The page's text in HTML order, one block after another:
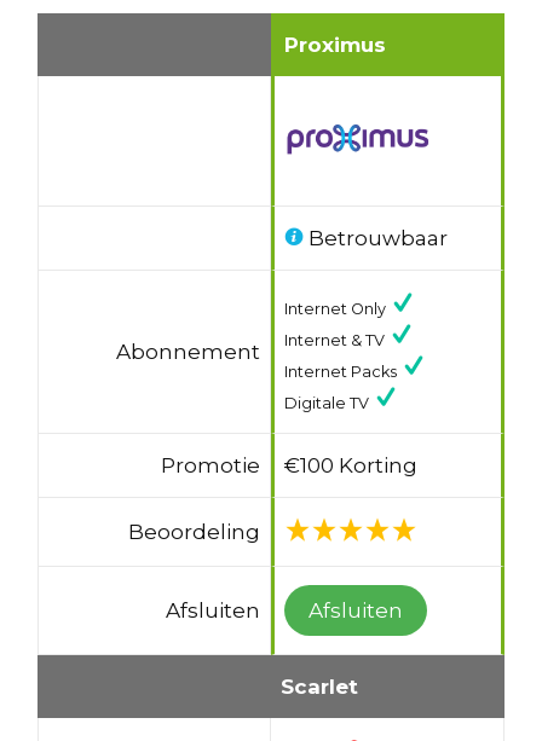
Proximus
Betrouwbaar
Abonnement
Internet Only
Internet & TV
Internet Packs
Digitale TV
Promotie €100 Korting
Beoordeling
Afsluiten Afsluiten
Scarlet